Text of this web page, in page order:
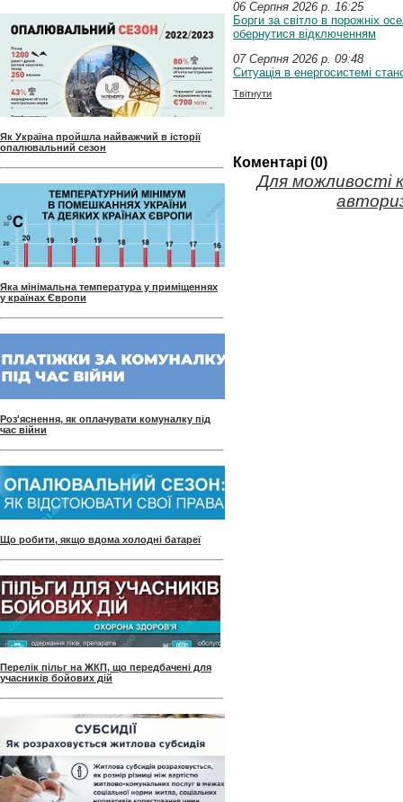
Як Україна пройшла найважчий в історії
опалювальний сезон
Яка мінімальна температура у приміщеннях
у країнах Європи
Роз'яснення, як оплачувати комуналку під
час війни
Що робити, якщо вдома холодні батареї
Перелік пільг на ЖКП, що передбачені для
учасників бойових дій
06 Серпня 2026 p. 16:25
Борги за світло в порожніх
обернутися відключенням
07 Серпня 2026 p. 09:48
Ситуація в енергосистемі
Твітнути
Коментарі (0)
Для можливості